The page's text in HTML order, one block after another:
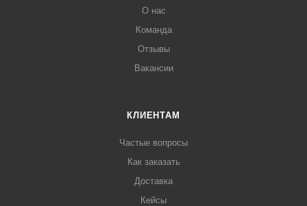
О нас
Команда
Отзывы
Вакансии
КЛИЕНТАМ
Частые вопросы
Как заказать
Доставка
Кейсы